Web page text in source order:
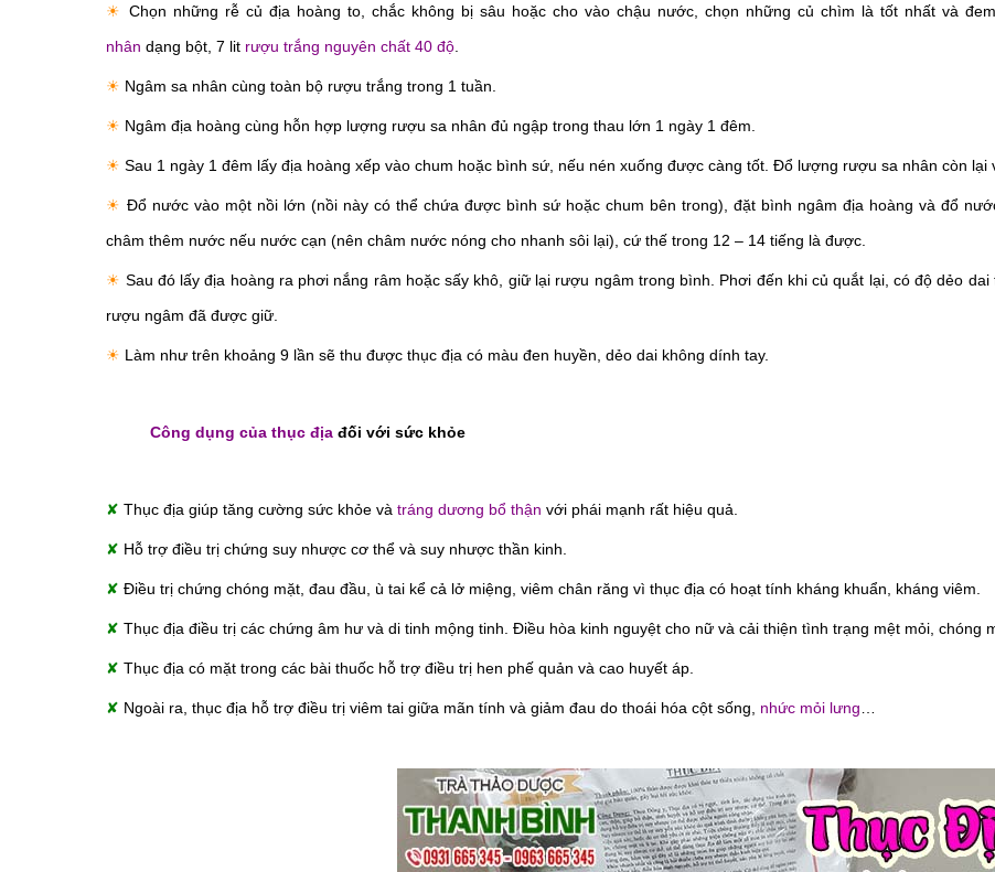
☀ Chọn những rễ củ địa hoàng to, chắc không bị sâu hoặc cho vào chậu nước, chọn những củ chìm là tốt nhất và
nhân dạng bột, 7 lit rượu trắng nguyên chất 40 độ
☀ Ngâm sa nhân cùng toàn bộ rượu trắng trong 1 tuần.
☀ Ngâm địa hoàng cùng hỗn hợp lượng rượu sa nhân đủ ngập trong thau lớn 1 ngày 1 đêm.
☀ Sau 1 ngày 1 đêm lấy địa hoàng xếp vào chum hoặc bình sứ, nếu nén xuống được càng tốt. Đổ lượng rượu sa nhân còn lại
☀ Đổ nước vào một nồi lớn (nồi này có thể chứa được bình sứ hoặc chum bên trong), đặt bình ngâm địa hoàng và đổ
châm thêm nước nếu nước cạn (nên châm nước nóng cho nhanh sôi lại), cứ thế trong 12 – 14 tiếng là được.
☀ Sau đó lấy địa hoàng ra phơi nắng râm hoặc sấy khô, giữ lại rượu ngâm trong bình. Phơi đến khi củ quắt lại, có độ dẻo
rượu ngâm đã được giữ.
☀ Làm như trên khoảng 9 lần sẽ thu được thục địa có màu đen huyền, dẻo dai không dính tay.
Công dụng của thục địa đối với sức khỏe
✘ Thục địa giúp tăng cường sức khỏe và tráng dương bổ thận với phái mạnh rất hiệu quả.
✘ Hỗ trợ điều trị chứng suy nhược cơ thể và suy nhược thần kinh.
✘ Điều trị chứng chóng mặt, đau đầu, ù tai kể cả lở miệng, viêm chân răng vì thục địa có hoạt tính kháng khuẩn, kháng viêm.
✘ Thục địa điều trị các chứng âm hư và di tinh mộng tinh. Điều hòa kinh nguyệt cho nữ và cải thiện tình trạng mệt mỏi, chóng
✘ Thục địa có mặt trong các bài thuốc hỗ trợ điều trị hen phế quản và cao huyết áp.
✘ Ngoài ra, thục địa hỗ trợ điều trị viêm tai giữa mãn tính và giảm đau do thoái hóa cột sống, nhức mỏi lưng